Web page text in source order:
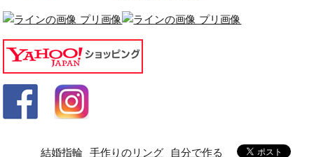
結婚指輪 手作りのリング 自分で作る